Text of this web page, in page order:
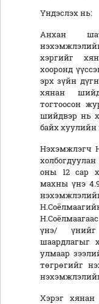
Үндэслэх нь:
Анхан
хэргийг
хооронд
эрх зүйн
хянан
тогтоосон
шийдвэр нь
байх хуулийн
Нэхэмжлэгч
холбогдуулан
оны 12 сар
махны үнэ
үнэ/
шаардлагыг
улмаар
төгрөгийг
Хэрэг